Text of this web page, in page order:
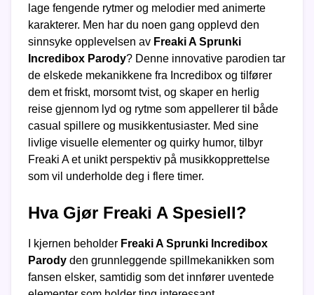
lage fengende rytmer og melodier med animerte
karakterer. Men har du noen gang opplevd den
sinnsyke opplevelsen av Freaki A Sprunki
Incredibox Parody? Denne innovative parodien tar
de elskede mekanikkene fra Incredibox og tilfører
dem et friskt, morsomt tvist, og skaper en herlig
reise gjennom lyd og rytme som appellerer til både
casual spillere og musikkentusiaster. Med sine
livlige visuelle elementer og quirky humor, tilbyr
Freaki A et unikt perspektiv på musikkopprettelse
som vil underholde deg i flere timer.
Hva Gjør Freaki A Spesiell?
I kjernen beholder Freaki A Sprunki Incredibox
Parody den grunnleggende spillmekanikken som
fansen elsker, samtidig som det innfører uventede